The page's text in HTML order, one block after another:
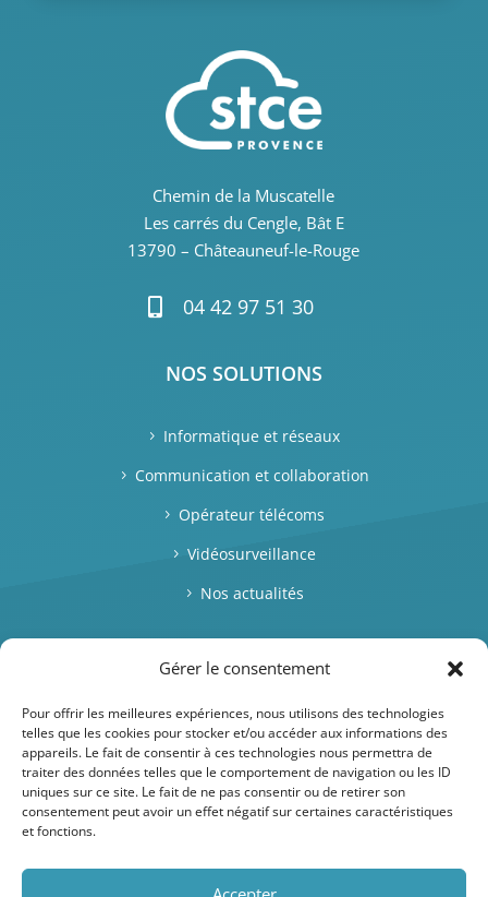
Gérer le consentement
Pour offrir les meilleures expériences, nous utilisons des technologies
telles que les cookies pour stocker et/ou accéder aux informations des
appareils. Le fait de consentir à ces technologies nous permettra de
traiter des données telles que le comportement de navigation ou les ID
uniques sur ce site. Le fait de ne pas consentir ou de retirer son
consentement peut avoir un effet négatif sur certaines caractéristiques
et fonctions.
Chemin de la Muscatelle
Les carrés du Cengle, Bât E
13790 – Châteauneuf-le-Rouge
 04 42 97 51 30
NOS SOLUTIONS
Informatique et réseaux
Communication et collaboration
Opérateur télécoms
Vidéosurveillance
Nos actualités
RESTONS EN CONTACT
contactez-nous